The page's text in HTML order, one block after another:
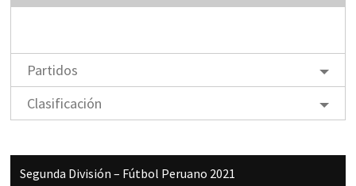
Partidos
Clasificación
Segunda División – Fútbol Peruano 2021